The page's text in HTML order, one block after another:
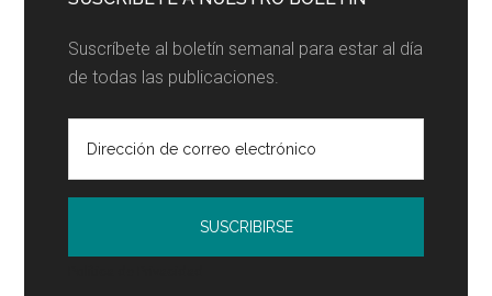
Suscríbete al boletín semanal para estar al día
de todas las publicaciones.